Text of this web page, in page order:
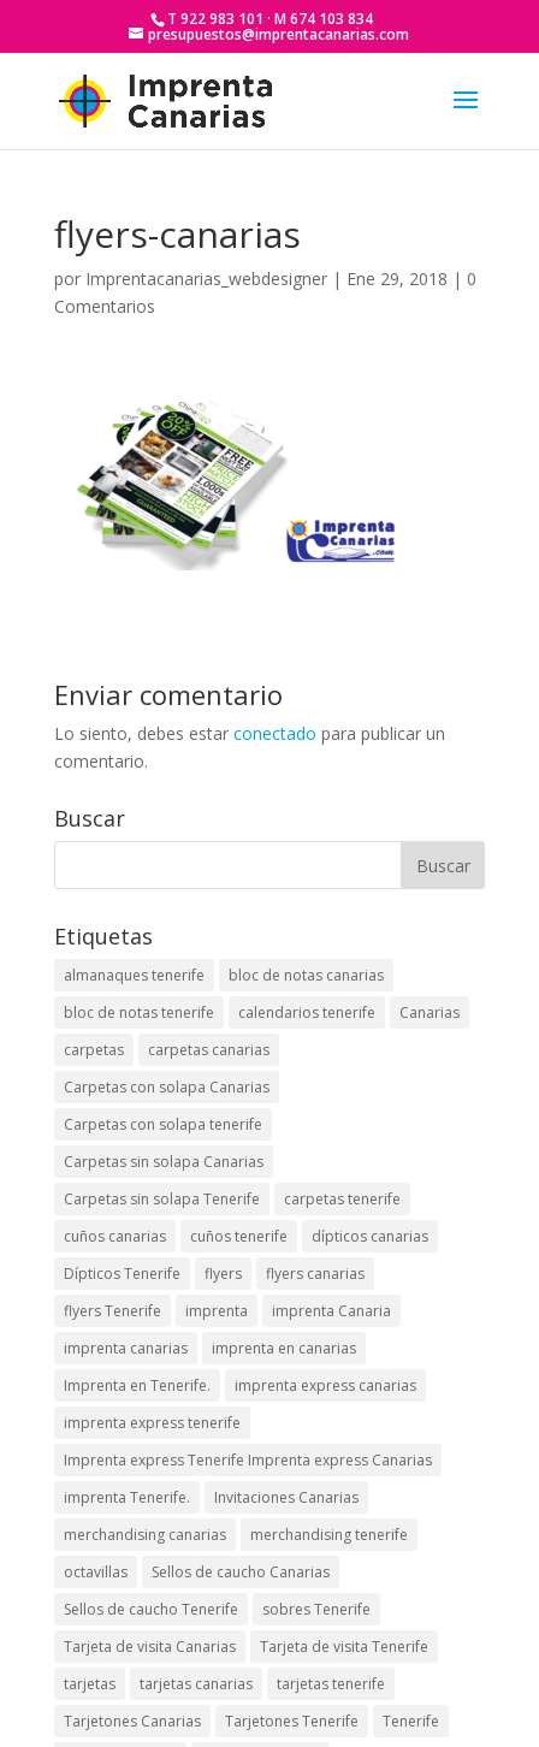
T 922 983 101 · M 674 103 834
presupuestos@imprentacanarias.com
flyers-canarias
por Imprentacanarias_webdesigner| Ene 29, 2018 | 0
Comentarios
Enviar comentario
Lo siento, debes estar conectado para publicar un
comentario.
Buscar
Etiquetas
almanaques tenerife
bloc de notas canarias
bloc de notas tenerife
calendarios tenerife
Canarias
carpetas
carpetas canarias
Carpetas con solapa Canarias
Carpetas con solapa tenerife
Carpetas sin solapa Canarias
Carpetas sin solapa Tenerife
carpetas tenerife
cuños canarias
cuños tenerife
dípticos canarias
Dípticos Tenerife
flyers
flyers canarias
flyers Tenerife
imprenta
imprenta Canaria
imprenta canarias
imprenta en canarias
Imprenta en Tenerife.
imprenta express canarias
imprenta express tenerife
Imprenta express Tenerife Imprenta express Canarias
imprenta Tenerife.
Invitaciones Canarias
merchandising canarias
merchandising tenerife
octavillas
Sellos de caucho Canarias
Sellos de caucho Tenerife
sobres Tenerife
Tarjeta de visita Canarias
Tarjeta de visita Tenerife
tarjetas
tarjetas canarias
tarjetas tenerife
Tarjetones Canarias
Tarjetones Tenerife
Tenerife